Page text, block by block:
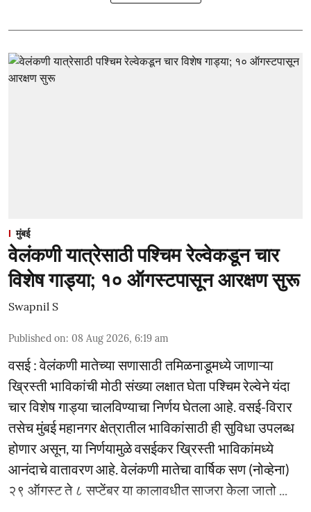
मुंबई
वेलंकणी यात्रेसाठी पश्चिम रेल्वेकडून चार
विशेष गाड्या; १० ऑगस्टपासून आरक्षण सुरू
Swapnil S
Published on: 08 Aug 2026, 6:19 am
वसई : वेलंकणी मातेच्या सणासाठी तमिळनाडूमध्ये जाणाऱ्या
ख्रिस्ती भाविकांची मोठी संख्या लक्षात घेता पश्चिम रेल्वेने यंदा
चार विशेष गाड्या चालविण्याचा निर्णय घेतला आहे. वसई-विरार
तसेच मुंबई महानगर क्षेत्रातील भाविकांसाठी ही सुविधा उपलब्ध
होणार असून, या निर्णयामुळे वसईकर ख्रिस्ती भाविकांमध्ये
आनंदाचे वातावरण आहे. वेलंकणी मातेचा वार्षिक सण (नोव्हेना)
२९ ऑगस्ट ते ८ सप्टेंबर या कालावधीत साजरा केला जातो ...